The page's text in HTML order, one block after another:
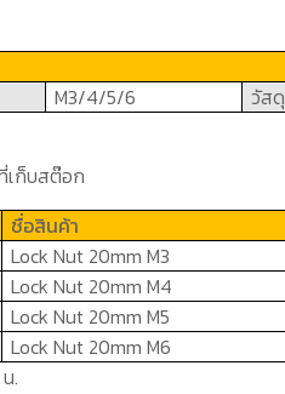
M3/4/5/6 วัสดุ
เก็บสต๊อก
ชื่อสินค้า
Lock Nut 20mm M3
Lock Nut 20mm M4
Lock Nut 20mm M5
Lock Nut 20mm M6
.